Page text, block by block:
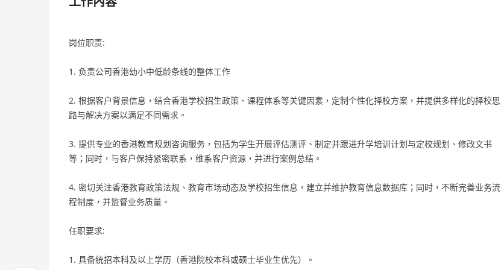
岗位职责:
1. 负责公司香港幼小中低龄条线的整体工作
2. 根据客户背景信息，结合香港学校招生政策、课程体系等关键因素，定制个性化择校方案，并提供多样化的择校思
路与解决方案以满足不同需求。
3. 提供专业的香港教育规划咨询服务，包括为学生开展评估测评、制定并跟进升学培训计划与定校规划、修改文书
等；同时，与客户保持紧密联系，维系客户资源，并进行案例总结。
4. 密切关注香港教育政策法规、教育市场动态及学校招生信息，建立并维护教育信息数据库；同时，不断完善业务流
程制度，并监督业务质量。
任职要求:
1. 具备统招本科及以上学历（香港院校本科或硕士毕业生优先）。